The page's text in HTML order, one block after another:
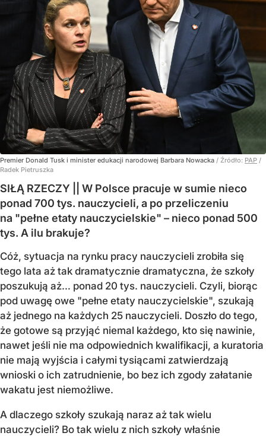
Premier Donald Tusk i minister edukacji narodowej Barbara Nowacka / Źródło: PAP /
Radek Pietruszka
SIŁĄ RZECZY || W Polsce pracuje w sumie nieco
ponad 700 tys. nauczycieli, a po przeliczeniu
na "pełne etaty nauczycielskie" – nieco ponad 500
tys. A ilu brakuje?
Cóż, sytuacja na rynku pracy nauczycieli zrobiła się
tego lata aż tak dramatycznie dramatyczna, że szkoły
poszukują aż… ponad 20 tys. nauczycieli. Czyli, biorąc
pod uwagę owe "pełne etaty nauczycielskie", szukają
aż jednego na każdych 25 nauczycieli. Doszło do tego,
że gotowe są przyjąć niemal każdego, kto się nawinie,
nawet jeśli nie ma odpowiednich kwalifikacji, a kuratoria
nie mają wyjścia i całymi tysiącami zatwierdzają
wnioski o ich zatrudnienie, bo bez ich zgody załatanie
wakatu jest niemożliwe.
A dlaczego szkoły szukają naraz aż tak wielu
nauczycieli? Bo tak wielu z nich szkoły właśnie